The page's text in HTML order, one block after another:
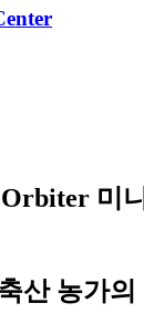
미
산 농가